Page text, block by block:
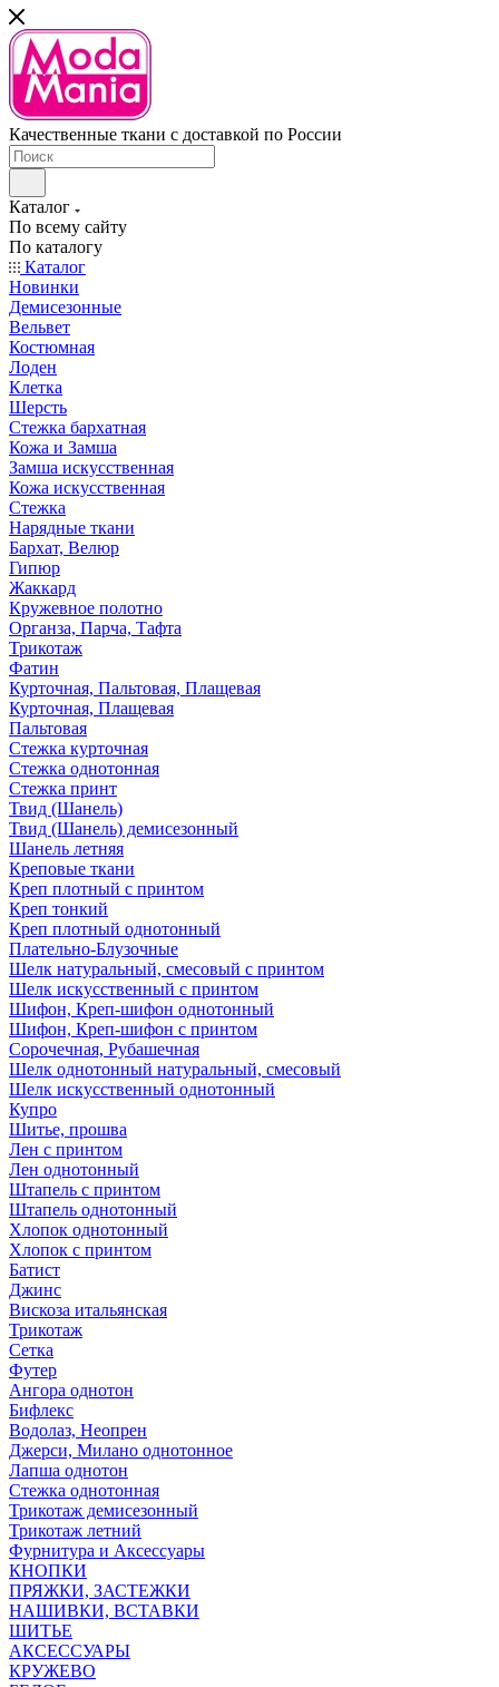
Качественные ткани с доставкой по России
Каталог
По всему сайту
По каталогу
Каталог
Новинки
Демисезонные
Вельвет
Костюмная
Лоден
Клетка
Шерсть
Стежка бархатная
Кожа и Замша
Замша искусственная
Кожа искусственная
Стежка
Нарядные ткани
Бархат, Велюр
Гипюр
Жаккард
Кружевное полотно
Органза, Парча, Тафта
Трикотаж
Фатин
Курточная, Пальтовая, Плащевая
Курточная, Плащевая
Пальтовая
Стежка курточная
Стежка однотонная
Стежка принт
Твид (Шанель)
Твид (Шанель) демисезонный
Шанель летняя
Креповые ткани
Креп плотный с принтом
Креп тонкий
Креп плотный однотонный
Плательно-Блузочные
Шелк натуральный, смесовый с принтом
Шелк искусственный с принтом
Шифон, Креп-шифон однотонный
Шифон, Креп-шифон с принтом
Сорочечная, Рубашечная
Шелк однотонный натуральный, смесовый
Шелк искусственный однотонный
Купро
Шитье, прошва
Лен с принтом
Лен однотонный
Штапель с принтом
Штапель однотонный
Хлопок однотонный
Хлопок с принтом
Батист
Джинс
Вискоза итальянская
Трикотаж
Сетка
Футер
Ангора однотон
Бифлекс
Водолаз, Неопрен
Джерси, Милано однотонное
Лапша однотон
Стежка однотонная
Трикотаж демисезонный
Трикотаж летний
Фурнитура и Аксессуары
КНОПКИ
ПРЯЖКИ, ЗАСТЕЖКИ
НАШИВКИ, ВСТАВКИ
ШИТЬЕ
АКСЕССУАРЫ
КРУЖЕВО